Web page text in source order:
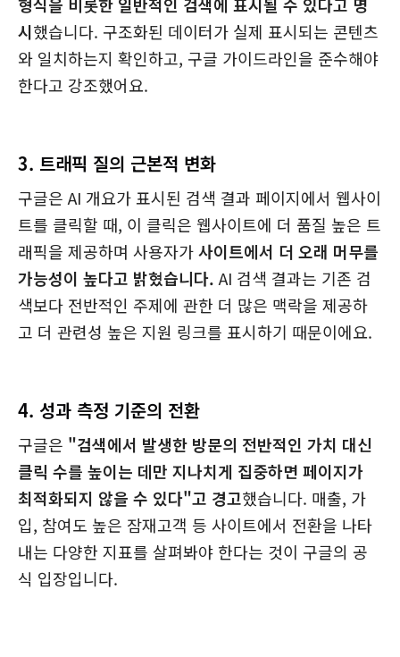
형식을 비롯한 일반적인 검색에 표시될 수 있다고 명
시했습니다. 구조화된 데이터가 실제 표시되는 콘텐츠
와 일치하는지 확인하고, 구글 가이드라인을 준수해야
한다고 강조했어요.
3. 트래픽 질의 근본적 변화
구글은 AI 개요가 표시된 검색 결과 페이지에서 웹사이
트를 클릭할 때, 이 클릭은 웹사이트에 더 품질 높은 트
래픽을 제공하며 사용자가사이트에서 더 오래 머무를
가능성이 높다고 밝혔습니다.AI 검색 결과는 기존 검
색보다 전반적인 주제에 관한 더 많은 맥락을 제공하
고 더 관련성 높은 지원 링크를 표시하기 때문이에요.
4. 성과 측정 기준의 전환
구글은 "검색에서 발생한 방문의 전반적인 가치 대신
클릭 수를 높이는 데만 지나치게 집중하면 페이지가
최적화되지 않을 수 있다"고 경고했습니다. 매출, 가
입, 참여도 높은 잠재고객 등 사이트에서 전환을 나타
내는 다양한 지표를 살펴봐야 한다는 것이 구글의 공
식 입장입니다.